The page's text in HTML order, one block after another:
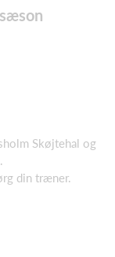
Skøjtehal og
din træner.